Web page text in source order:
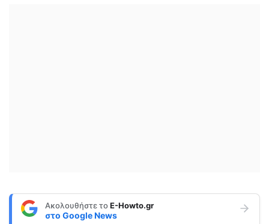
Ακολουθήστε τοE-Howto.gr
στο Google News